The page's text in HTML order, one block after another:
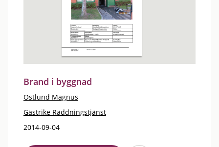
Brand i byggnad
Östlund Magnus
Gästrike Räddningstjänst
2014-09-04